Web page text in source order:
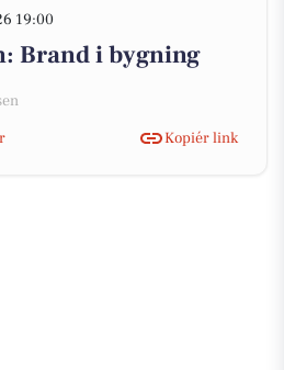
19:00
Brand i bygning
Kopiér link